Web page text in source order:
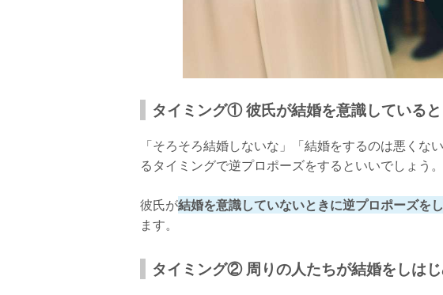
タイミング① 彼氏が結婚を意識していると
「そろそろ結婚しないな」「結婚をするのは悪くな
るタイミングで逆プロポーズをするといいでしょう。
彼氏が結婚を意識していないときに逆プロポーズを
ます。
タイミング② 周りの人たちが結婚をしは